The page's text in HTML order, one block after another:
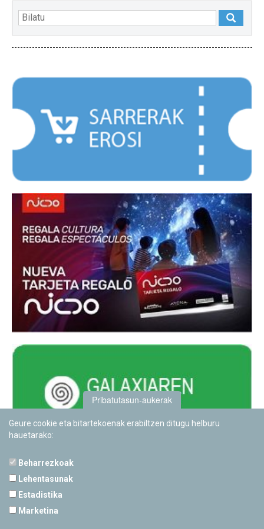
Pribatutasun-aukerak
Geure cookie eta bitartekoenak erabiltzen ditugu helburu
hauetarako:
Beharrezkoak
Lehentasunak
Estadistika
Marketina